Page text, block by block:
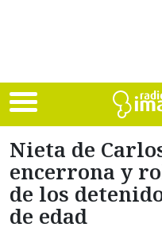
Nieta de
encerrona y
de los
de edad